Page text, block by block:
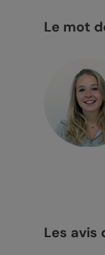
Le mot
Les avis